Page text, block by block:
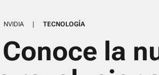
NVIDIA | TECNOLOGÍA
la